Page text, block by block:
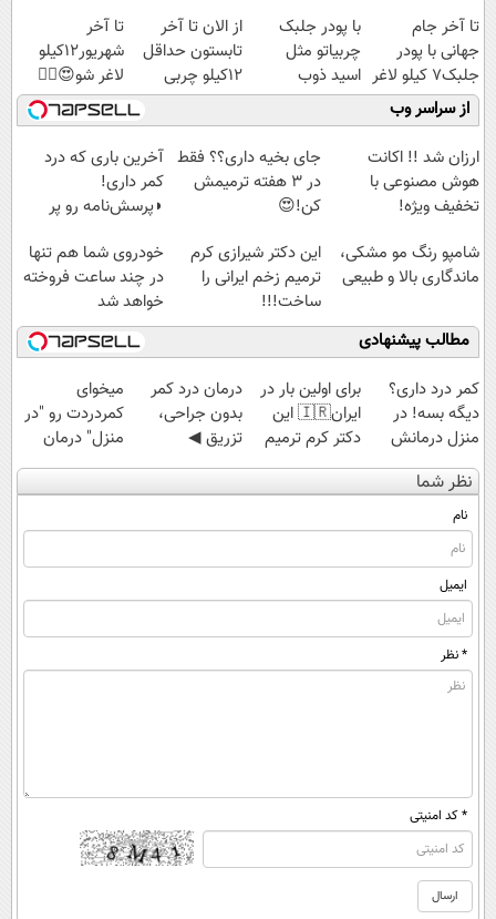
تا آخر جام
جهانی با پودر
جلبک7 کیلو لاغر
شو
با پودر جلبک
چربیاتو مثل
اسید ذوب
کن(تخفیف تا
امشب)
از الان تا آخر
تابستون حداقل
12کیلو چربی
میسوزونی🧨
تا آخر
شهریور12کیلو
لاغر شو😍👌🏻
از سراسر وب
ارزان شد !! اکانت
هوش مصنوعی با
تخفیف ویژه!
جای بخیه داری؟؟ فقط
در 3 هفته ترمیمش
کن!😍
آخرین باری که درد
کمر داری!
◗پرسش‌نامه رو پر
شامپو رنگ مو مشکی،
ماندگاری بالا و طبیعی
این دکتر شیرازی کرم
ترمیم زخم ایرانی را
ساخت!!!
خودروی شما هم تنها
در چند ساعت فروخته
خواهد شد
مطالب پیشنهادی
کمر درد داری؟
دیگه بسه! در
منزل درمانش
کن
(◀پرسش‌نامه)
برای اولین بار در
ایران🇮🇷 این
دکتر کرم ترمیم
کننده 23 روزه
ساخت!
درمان درد کمر
بدون جراحی،
تزریق ◀
پرسش‌نامه رو پر
کن ▶
میخوای
کمردردت رو "در
منزل" درمان
کنی؟ (◂فیلم +
◂پرسش‌نامه)
نظر شما
نام
ایمیل
* نظر
* کد امنیتی